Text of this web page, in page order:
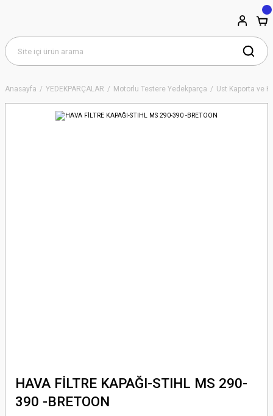
Anasayfa YEDEKPARÇALAR Motorlu Testere Yedekparça Üst Kaporta ve
HAVA FİLTRE KAPAĞI-STIHL MS 290-
390 -BRETOON